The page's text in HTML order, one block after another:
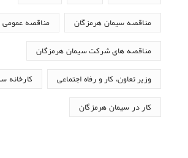
مناقصه سیمان هرمزگان مناقصه عمومی
مناقصه های شرکت سیمان هرمزگان
وزیر تعاون، کار و رفاه اجتماعی کارخانه
کار در سیمان هرمزگان